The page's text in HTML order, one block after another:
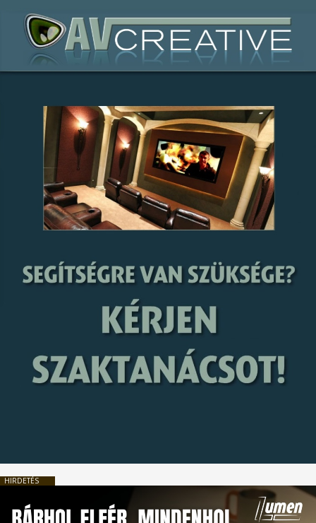
HIRDETÉS